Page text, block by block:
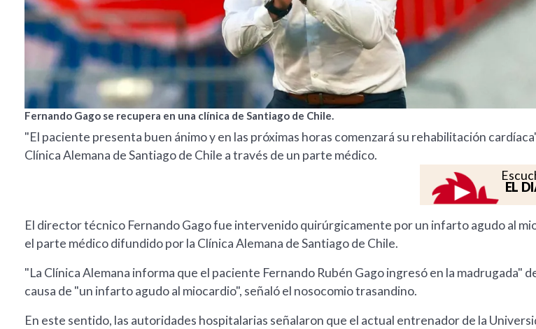
Fernando Gago se recupera en una clínica de Santiago de Chile.
"El paciente presenta buen ánimo y en las próximas horas comenzará su rehabilitación
Clínica Alemana de Santiago de Chile a través de un parte médico.
EL
El director técnico Fernando Gago fue intervenido quirúrgicamente por un infarto agudo al
el parte médico difundido por la Clínica Alemana de Santiago de Chile.
"La Clínica Alemana informa que el paciente Fernando Rubén Gago ingresó en la madrugada"
causa de "un infarto agudo al miocardio", señaló el nosocomio trasandino.
En este sentido, las autoridades hospitalarias señalaron que el actual entrenador de la